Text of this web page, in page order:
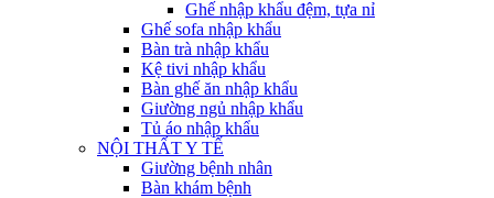
Ghế nhập khẩu đệm, tựa nỉ
Ghế sofa nhập khẩu
Bàn trà nhập khẩu
Kệ tivi nhập khẩu
Bàn ghế ăn nhập khẩu
Giường ngủ nhập khẩu
Tủ áo nhập khẩu
NỘI THẤT Y TẾ
Giường bệnh nhân
Bàn khám bệnh